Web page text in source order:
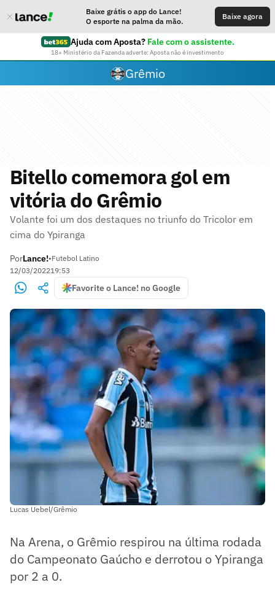
Baixe grátis o app do Lance!
O esporte na palma da mão.
Baixe agora
Ajuda com Aposta? Fale com o assistente.
18+ Ministério da Fazenda adverte: Aposta não é investimento
Grêmio
Bitello comemora gol em
vitória do Grêmio
Volante foi um dos destaques no triunfo do Tricolor em
cima do Ypiranga
PorLance!•Futebol Latino
12/03/202219:53
Favorite o Lance! no Google
Lucas Uebel/Grêmio
Na Arena, o Grêmio respirou na última rodada
do Campeonato Gaúcho e derrotou o Ypiranga
por 2 a 0.